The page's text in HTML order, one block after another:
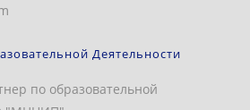
Деятельности
по образовательной